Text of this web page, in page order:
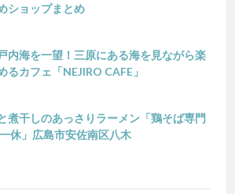
ショップまとめ
内海を一望！三原にある海を見ながら楽
るカフェ「NEJIRO CAFE」
煮干しのあっさりラーメン「鶏そば専門
休」広島市安佐南区八木